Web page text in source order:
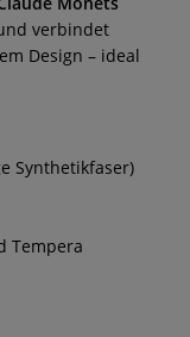
verbindet
Design – ideal
Synthetikfaser)
Tempera